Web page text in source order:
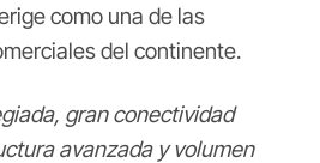
como una de las
del continente.
gran conectividad
avanzada y volumen